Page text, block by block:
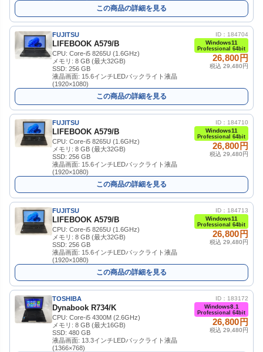
この商品の詳細を見る
FUJITSU
LIFEBOOK A579/B
CPU: Core-i5 8265U (1.6GHz)
メモリ: 8 GB (最大32GB)
SSD: 256 GB
液晶画面: 15.6インチLEDバックライト液晶
(1920×1080)
ID：184704
Windows11
Professional 64bit
26,800円
税込 29,480円
この商品の詳細を見る
FUJITSU
LIFEBOOK A579/B
CPU: Core-i5 8265U (1.6GHz)
メモリ: 8 GB (最大32GB)
SSD: 256 GB
液晶画面: 15.6インチLEDバックライト液晶
(1920×1080)
ID：184710
Windows11
Professional 64bit
26,800円
税込 29,480円
この商品の詳細を見る
FUJITSU
LIFEBOOK A579/B
CPU: Core-i5 8265U (1.6GHz)
メモリ: 8 GB (最大32GB)
SSD: 256 GB
液晶画面: 15.6インチLEDバックライト液晶
(1920×1080)
ID：184713
Windows11
Professional 64bit
26,800円
税込 29,480円
この商品の詳細を見る
TOSHIBA
Dynabook R734/K
CPU: Core-i5 4300M (2.6GHz)
メモリ: 8 GB (最大16GB)
SSD: 480 GB
液晶画面: 13.3インチLEDバックライト液晶
(1366×768)
ID：183172
Windows8.1
Professional 64bit
26,800円
税込 29,480円